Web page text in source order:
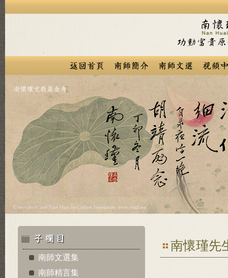
南師文選集
南師精言集
南懷瑾先